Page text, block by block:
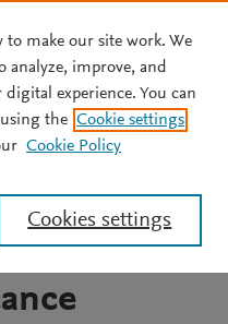
y
por la
to make our site work. We
analyze, improve, and
experience. You can
the Cookie settings
Cookie Policy
Cookies settings